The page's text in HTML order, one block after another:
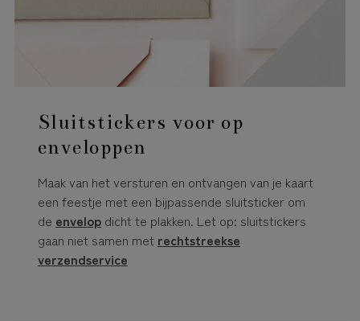
Sluitstickers voor op
enveloppen
Maak van het versturen en ontvangen van je kaart
een feestje met een bijpassende sluitsticker om
de envelopdicht te plakken. Let op: sluitstickers
gaan niet samen met rechtstreekse
verzendservice